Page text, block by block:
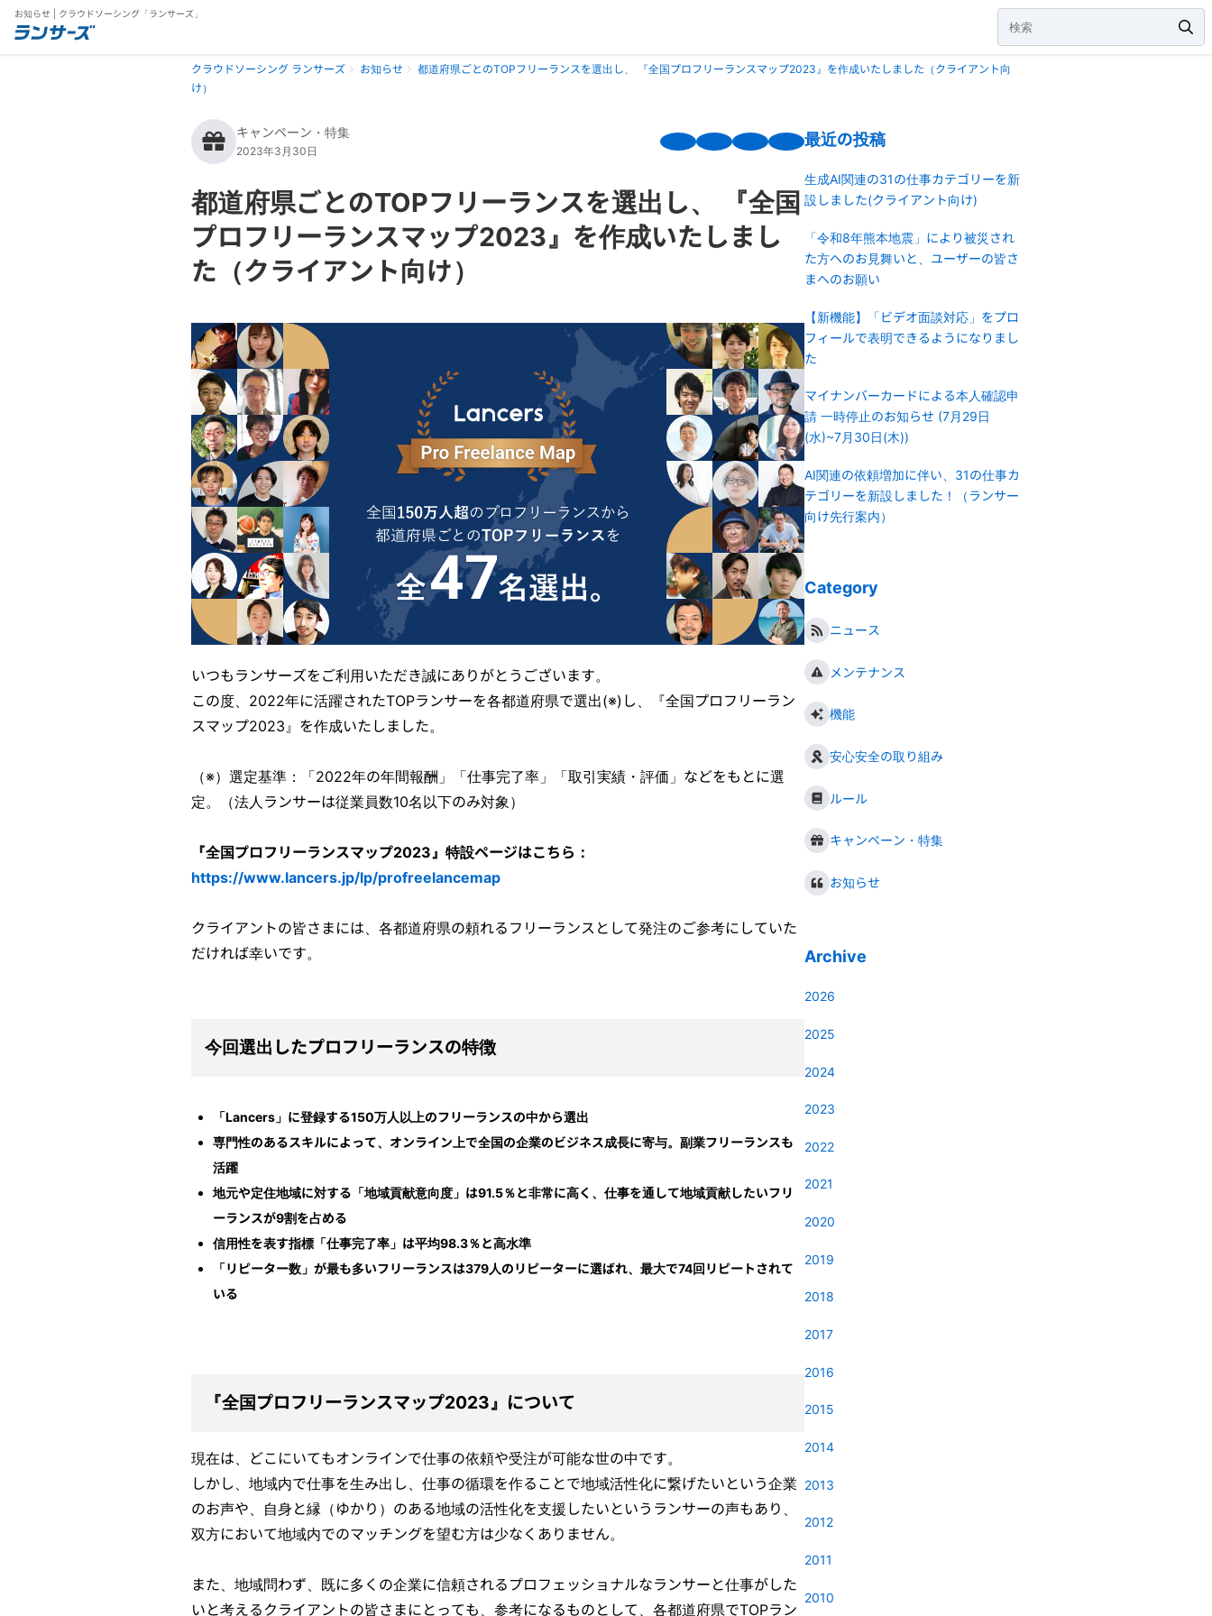
お知らせ | クラウドソーシング「ランサーズ」
クラウドソーシング ランサーズ お知らせ
都道府県ごとのTOPフリーランスを選出し、 『全国プロフリーランスマップ2023』を作成いたしました（クライアント向
け）
キャンペーン・特集
2023年3月30日
都道府県ごとのTOPフリーランスを選出し、 『全国
プロフリーランスマップ2023』を作成いたしまし
た（クライアント向け）
いつもランサーズをご利用いただき誠にありがとうございます。
この度、2022年に活躍されたTOPランサーを各都道府県で選出(※)し、『全国プロフリーラン
スマップ2023』を作成いたしました。
（※）選定基準：「2022年の年間報酬」「仕事完了率」「取引実績・評価」などをもとに選
定。（法人ランサーは従業員数10名以下のみ対象）
『全国プロフリーランスマップ2023』特設ページはこちら：
https://www.lancers.jp/lp/profreelancemap
クライアントの皆さまには、各都道府県の頼れるフリーランスとして発注のご参考にしていた
だければ幸いです。
今回選出したプロフリーランスの特徴
「Lancers」に登録する150万人以上のフリーランスの中から選出
専門性のあるスキルによって、オンライン上で全国の企業のビジネス成長に寄与。副業フリーランスも
活躍
地元や定住地域に対する「地域貢献意向度」は91.5％と非常に高く、仕事を通して地域貢献したいフリ
ーランスが9割を占める
信用性を表す指標「仕事完了率」は平均98.3％と高水準
「リピーター数」が最も多いフリーランスは379人のリピーターに選ばれ、最大で74回リピートされて
いる
『全国プロフリーランスマップ2023』について
現在は、どこにいてもオンラインで仕事の依頼や受注が可能な世の中です。
しかし、地域内で仕事を生み出し、仕事の循環を作ることで地域活性化に繋げたいという企業
のお声や、自身と縁（ゆかり）のある地域の活性化を支援したいというランサーの声もあり、
双方において地域内でのマッチングを望む方は少なくありません。
また、地域問わず、既に多くの企業に信頼されるプロフェッショナルなランサーと仕事がした
いと考えるクライアントの皆さまにとっても、参考になるものとして、各都道府県でTOPラン
最近の投稿
生成AI関連の31の仕事カテゴリーを新
設しました(クライアント向け)
「令和8年熊本地震」により被災され
た方へのお見舞いと、ユーザーの皆さ
まへのお願い
【新機能】「ビデオ面談対応」をプロ
フィールで表明できるようになりまし
た
マイナンバーカードによる本人確認申
請 一時停止のお知らせ (7月29日
(水)~7月30日(木))
AI関連の依頼増加に伴い、31の仕事カ
テゴリーを新設しました！（ランサー
向け先行案内）
Category
ニュース
メンテナンス
機能
安心安全の取り組み
ルール
キャンペーン・特集
お知らせ
Archive
2026
2025
2024
2023
2022
2021
2020
2019
2018
2017
2016
2015
2014
2013
2012
2011
2010